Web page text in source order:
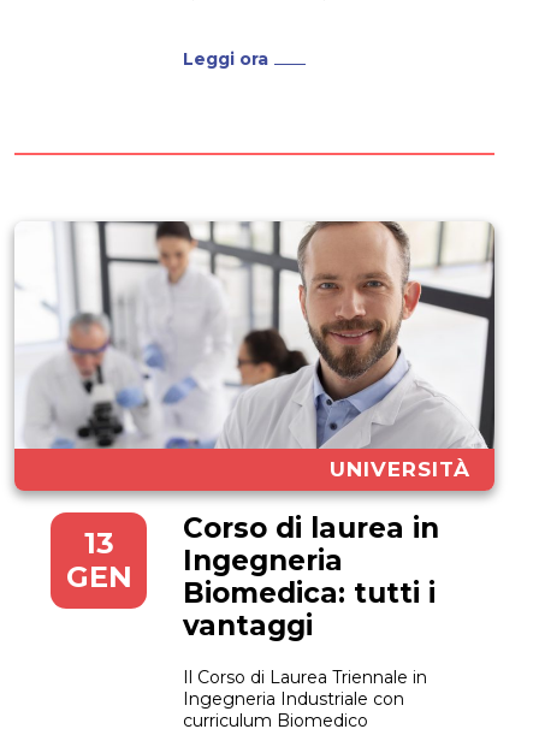
Master I livello Educatore dei
Leggi ora
UNIVERSITÀ
13
GEN
Corso di laurea in
Ingegneria
Biomedica: tutti i
vantaggi
Il Corso di Laurea Triennale in
Ingegneria Industriale con
curriculum Biomedico